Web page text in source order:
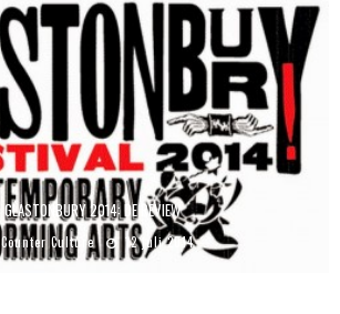
GLASTONBURY 2014: DE REVIEW
Counter Culture 12 juli 2014